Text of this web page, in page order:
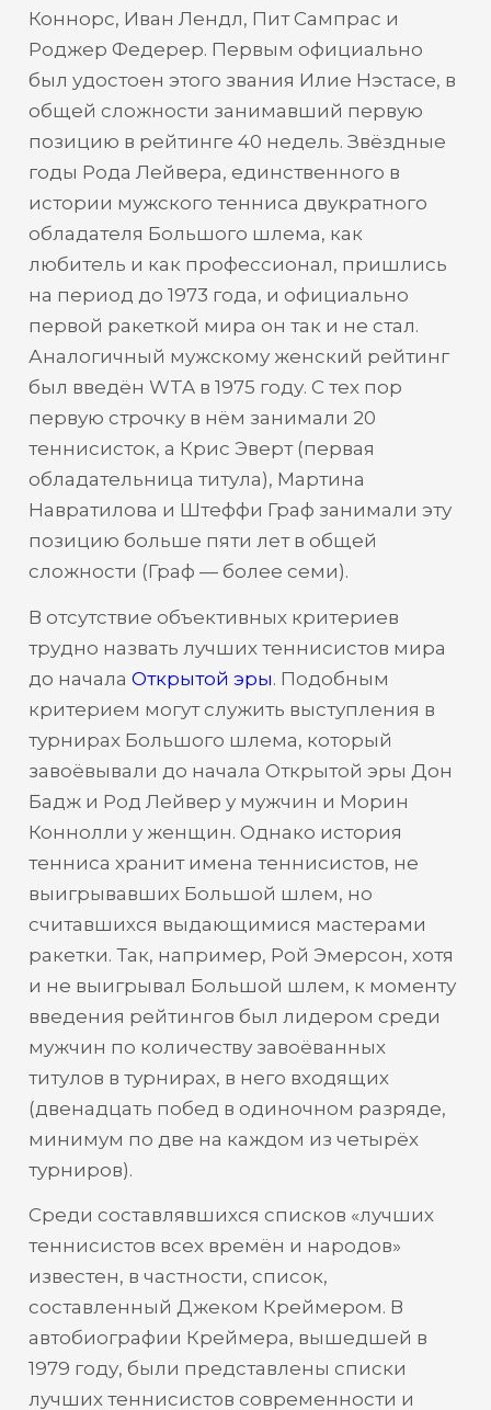
Коннорс, Иван Лендл, Пит Сампрас и
Роджер Федерер. Первым официально
был удостоен этого звания Илие Нэстасе, в
общей сложности занимавший первую
позицию в рейтинге 40 недель. Звёздные
годы Рода Лейвера, единственного в
истории мужского тенниса двукратного
обладателя Большого шлема, как
любитель и как профессионал, пришлись
на период до 1973 года, и официально
первой ракеткой мира он так и не стал.
Аналогичный мужскому женский рейтинг
был введён WTA в 1975 году. С тех пор
первую строчку в нём занимали 20
теннисисток, а Крис Эверт (первая
обладательница титула), Мартина
Навратилова и Штеффи Граф занимали эту
позицию больше пяти лет в общей
сложности (Граф — более семи).
В отсутствие объективных критериев
трудно назвать лучших теннисистов мира
до началаОткрытой эры. Подобным
критерием могут служить выступления в
турнирах Большого шлема, который
завоёвывали до начала Открытой эры Дон
Бадж и Род Лейвер у мужчин и Морин
Коннолли у женщин. Однако история
тенниса хранит имена теннисистов, не
выигрывавших Большой шлем, но
считавшихся выдающимися мастерами
ракетки. Так, например, Рой Эмерсон, хотя
и не выигрывал Большой шлем, к моменту
введения рейтингов был лидером среди
мужчин по количеству завоёванных
титулов в турнирах, в него входящих
(двенадцать побед в одиночном разряде,
минимум по две на каждом из четырёх
турниров).
Среди составлявшихся списков «лучших
теннисистов всех времён и народов»
известен, в частности, список,
составленный Джеком Креймером. В
автобиографии Креймера, вышедшей в
1979 году, были представлены списки
лучших теннисистов современности и